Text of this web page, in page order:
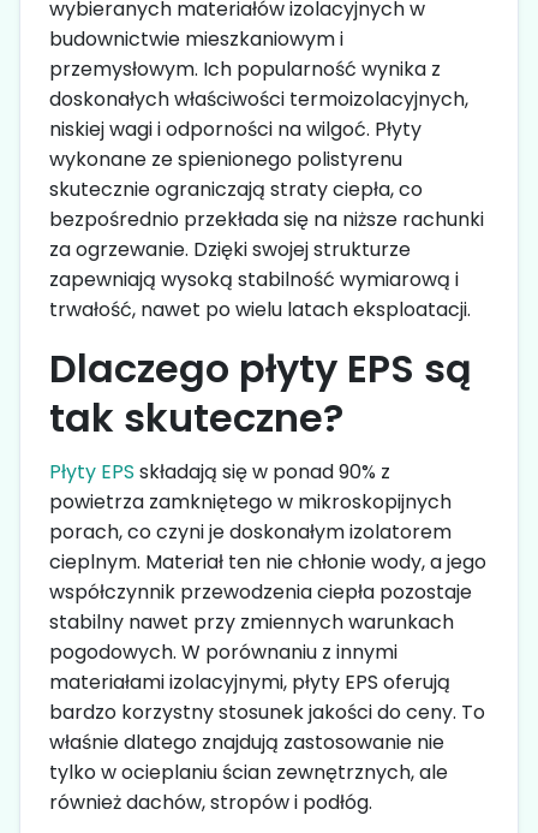
wybieranych materiałów izolacyjnych w
budownictwie mieszkaniowym i
przemysłowym. Ich popularność wynika z
doskonałych właściwości termoizolacyjnych,
niskiej wagi i odporności na wilgoć. Płyty
wykonane ze spienionego polistyrenu
skutecznie ograniczają straty ciepła, co
bezpośrednio przekłada się na niższe rachunki
za ogrzewanie. Dzięki swojej strukturze
zapewniają wysoką stabilność wymiarową i
trwałość, nawet po wielu latach eksploatacji.
Dlaczego płyty EPS są
tak skuteczne?
Płyty EPS składają się w ponad 90% z
powietrza zamkniętego w mikroskopijnych
porach, co czyni je doskonałym izolatorem
cieplnym. Materiał ten nie chłonie wody, a jego
współczynnik przewodzenia ciepła pozostaje
stabilny nawet przy zmiennych warunkach
pogodowych. W porównaniu z innymi
materiałami izolacyjnymi, płyty EPS oferują
bardzo korzystny stosunek jakości do ceny. To
właśnie dlatego znajdują zastosowanie nie
tylko w ocieplaniu ścian zewnętrznych, ale
również dachów, stropów i podłóg.